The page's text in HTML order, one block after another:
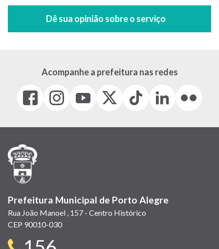
Acompanhe a prefeitura nas redes
Facebook
(link
em
janela)
Instagram
(link
em
(link
em
(Antigo
(link
Tiktok
(link
em
LinkedIn
(link
em
(link
em
Prefeitura Municipal de Porto Alegre
Rua João Manoel , 157 - Centro Histórico
CEP 90010-030